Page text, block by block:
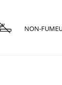
NON-